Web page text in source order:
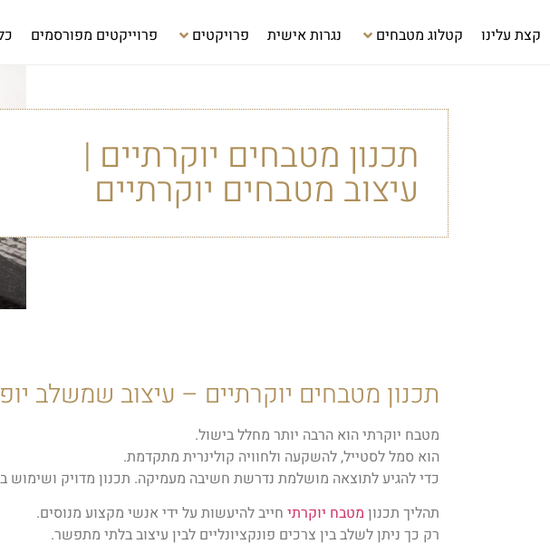
קצת עלינו קטלוג מטבחים נגרות אישית פרויקטים פרוייקטים מפורסמים
תכנון מטבחים יוקרתיים |
עיצוב מטבחים יוקרתיים
תכנון מטבחים יוקרתיים – עיצוב שמשלב
מטבח יוקרתי הוא הרבה יותר מחלל בישול.
הוא סמל לסטייל, להשקעה ולחוויה קולינרית מתקדמת.
כדי להגיע לתוצאה מושלמת נדרשת חשיבה מעמיקה. תכנון מדויק ושימוש
תהליך תכנון מטבח יוקרתי חייב להיעשות על ידי אנשי מקצוע מנוסים.
רק כך ניתן לשלב בין צרכים פונקציונליים לבין עיצוב בלתי מתפשר.